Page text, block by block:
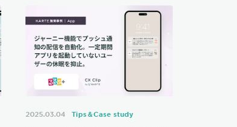
2025.03.04 Tips＆Case study